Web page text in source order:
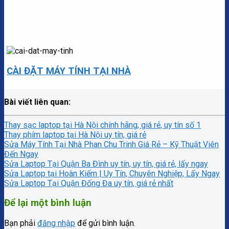
CÀI ĐẶT MÁY TÍNH TẠI NHÀ
Bài viết liên quan:
Thay sạc laptop tại Hà Nội chính hãng, giá rẻ, uy tín số 1
Thay phím laptop tại Hà Nội uy tín, giá rẻ
Sửa Máy Tính Tại Nhà Phan Chu Trinh Giá Rẻ – Kỹ Thuật Viên
Đến Ngay
Sửa Laptop Tại Quận Ba Đình uy tín, uy tín, giá rẻ, lấy ngay
Sửa Laptop tại Hoàn Kiếm | Uy Tín, Chuyên Nghiệp, Lấy Ngay
Sửa Laptop Tại Quận Đống Đa uy tín, giá rẻ nhất
Để lại một bình luận
Bạn phải đăng nhập để gửi bình luận.